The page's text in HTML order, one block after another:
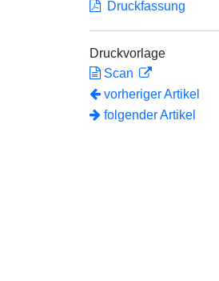
Druckfassung
Druckvorlage
Scan
vorheriger Artikel
folgender Artikel